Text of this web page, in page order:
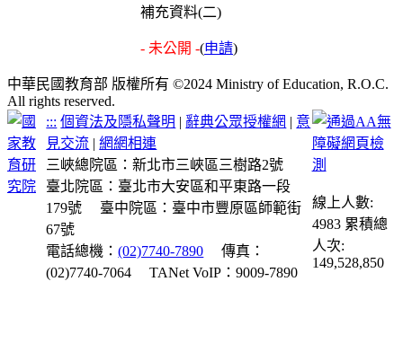
補充資料(二)
- 未公開 -(申請)
中華民國教育部 版權所有 ©2024 Ministry of Education, R.O.C.
All rights reserved.
::: 個資法及隱私聲明 | 辭典公眾授權網 | 意
見交流 |網網相連
三峽總院區：新北市三峽區三樹路2號
臺北院區：臺北市大安區和平東路一段
179號
臺中院區：臺中市豐原區師範街
67號
電話總機：(02)7740-7890
傳真：
(02)7740-7064
TANet VoIP：9009-7890
線上人數:
4983 累積總
人次:
149,528,850